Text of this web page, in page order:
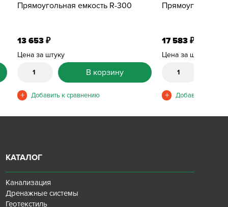
Прямоугольная емкость R-300
13 653₽
Цена за штуку
В корзину
Прямоугольная
17 583₽
Цена за штуку
КАТАЛОГ
Канализация
Дренажные системы
Геотекстиль